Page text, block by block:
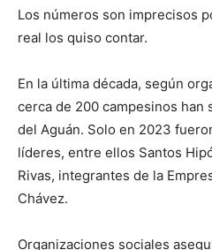
Los números son imprecisos
real los quiso contar.
En la última década, según
cerca de 200 campesinos han
del Aguán. Solo en 2023
líderes, entre ellos Santos
Rivas, integrantes de la
Chávez.
Organizaciones sociales